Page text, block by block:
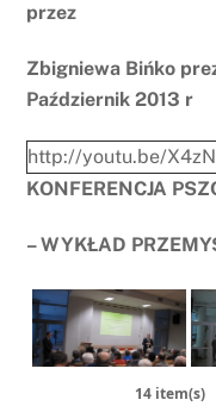
przez
Zbigniewa Bińko
Październik 2013 r
http://youtu.be/
KONFERENCJA
– WYKŁAD
14 item(s)